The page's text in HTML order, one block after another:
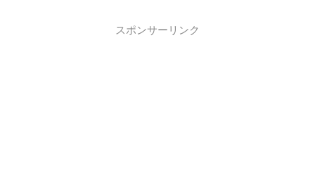
スポンサーリンク